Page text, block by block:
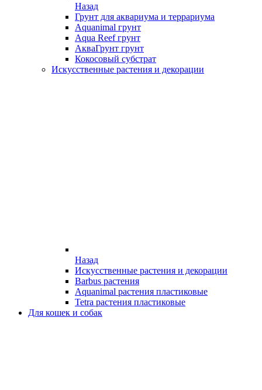
Назад
Грунт для аквариума и террариума
Aquanimal грунт
Aqua Reef грунт
АкваГрунт грунт
Кокосовый субстрат
Искусственные растения и декорации
Назад
Искусственные растения и декорации
Barbus растения
Aquanimal растения пластиковые
Tetra растения пластиковые
Для кошек и собак